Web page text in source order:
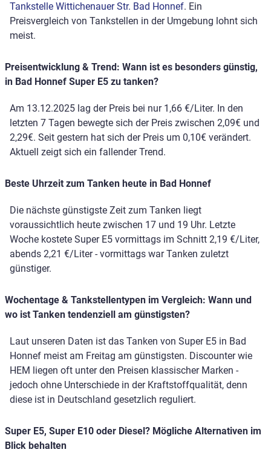
Tankstelle Wittichenauer Str. Bad Honnef. Ein
Preisvergleich von Tankstellen in der Umgebung lohnt sich
meist.
Preisentwicklung & Trend: Wann ist es besonders günstig,
in Bad Honnef Super E5 zu tanken?
Am 13.12.2025 lag der Preis bei nur 1,66 €/Liter. In den
letzten 7 Tagen bewegte sich der Preis zwischen 2,09€ und
2,29€. Seit gestern hat sich der Preis um 0,10€ verändert.
Aktuell zeigt sich ein fallender Trend.
Beste Uhrzeit zum Tanken heute in Bad Honnef
Die nächste günstigste Zeit zum Tanken liegt
voraussichtlich heute zwischen 17 und 19 Uhr. Letzte
Woche kostete Super E5 vormittags im Schnitt 2,19 €/Liter,
abends 2,21 €/Liter - vormittags war Tanken zuletzt
günstiger.
Wochentage & Tankstellentypen im Vergleich: Wann und
wo ist Tanken tendenziell am günstigsten?
Laut unseren Daten ist das Tanken von Super E5 in Bad
Honnef meist am Freitag am günstigsten. Discounter wie
HEM liegen oft unter den Preisen klassischer Marken -
jedoch ohne Unterschiede in der Kraftstoffqualität, denn
diese ist in Deutschland gesetzlich reguliert.
Super E5, Super E10 oder Diesel? Mögliche Alternativen im
Blick behalten